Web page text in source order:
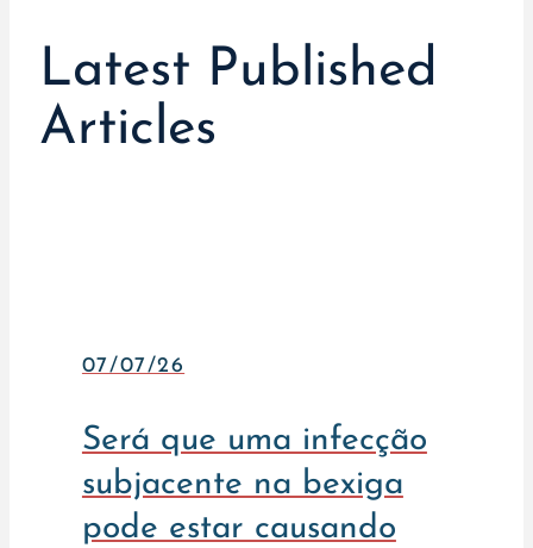
Latest Published
Articles
07/07/26
Será que uma infecção
subjacente na bexiga
pode estar causando